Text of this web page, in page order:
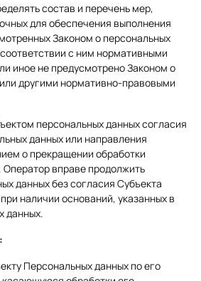
состав и перечень мер,
для обеспечения выполнения
Законом о персональных
с ним нормативными
иное не предусмотрено Законом о
другими нормативно-правовыми
персональных данных согласия
данных или направления
о прекращении обработки
вправе продолжить
данных без согласия Субъекта
наличии оснований, указанных в
данных.
Персональных данных по его